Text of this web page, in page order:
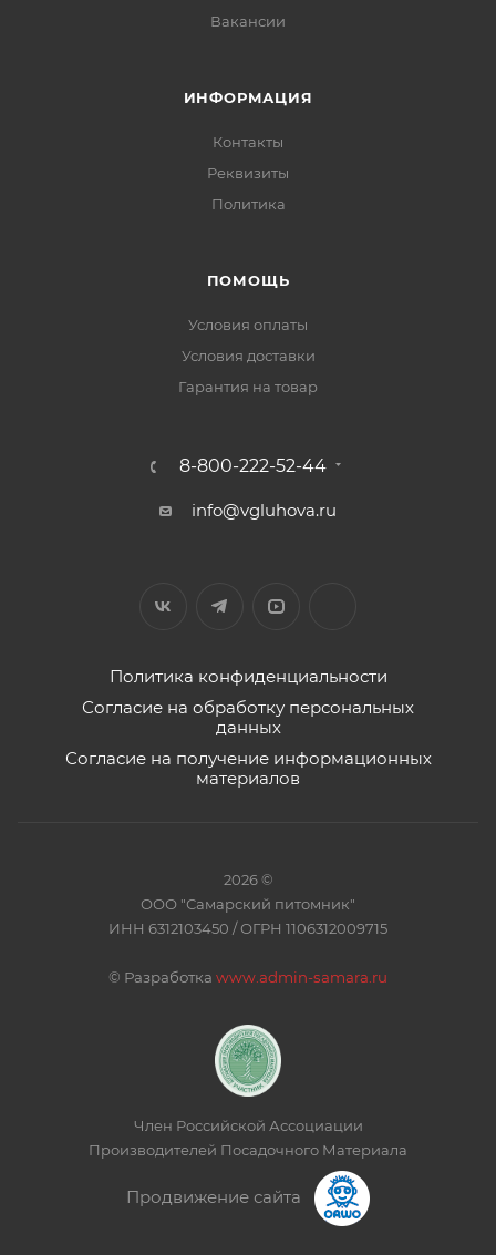
Вакансии
ИНФОРМАЦИЯ
Контакты
Реквизиты
Политика
ПОМОЩЬ
Условия оплаты
Условия доставки
Гарантия на товар
8-800-222-52-44
info@vgluhova.ru
Политика конфиденциальности
Согласие на обработку персональных
данных
Согласие на получение информационных
материалов
2026 ©
ООО "Самарский питомник"
ИНН 6312103450 / ОГРН 1106312009715
© Разработка www.admin-samara.ru
Член Российской Ассоциации
Производителей Посадочного Материала
Продвижение сайта